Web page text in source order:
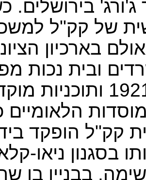
בירושלים.
של קק"ל
בארכיון
ובית נכות
עבור קק"ל בירושלים עוד משנת 1921
הלאומיים
קק"ל הופקד
בסגנון ניאו-
בבניין בן